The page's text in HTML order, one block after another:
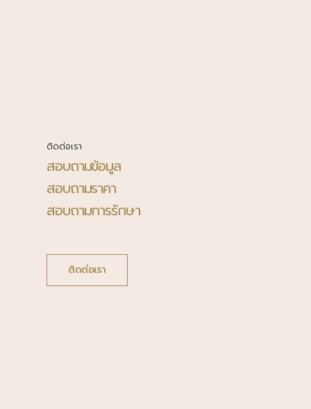
ติดต่อเรา
สอบถามข้อมูล
สอบถามราคา
สอบถามการรักษา
ติดต่อเรา